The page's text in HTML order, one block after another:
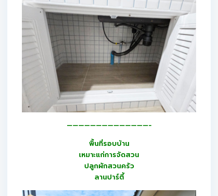
——————————————-
พื้นที่รอบบ้าน
เหมาะแก่การจัดสวน
ปลูกผักสวนครัว
ลานปาร์ตี้